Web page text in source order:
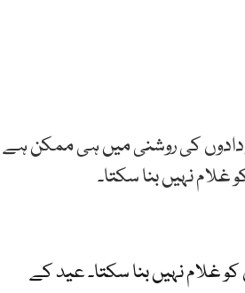
دادوں کی روشنی میں ہی ممکن ہے
غلام نہیں بنا سکتا۔
کو غلام نہیں بنا سکتا۔ عید کے